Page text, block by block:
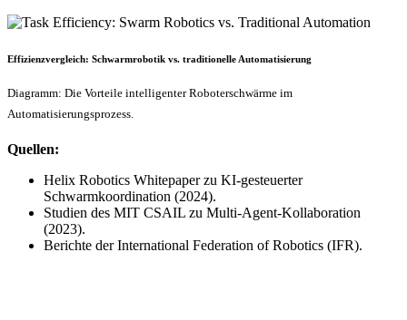
Effizienzvergleich: Schwarmrobotik vs. traditionelle Automatisierung
Diagramm: Die Vorteile intelligenter Roboterschwärme im
Automatisierungsprozess.
Quellen:
Helix Robotics Whitepaper zu KI-gesteuerter
Schwarmkoordination (2024).
Studien des MIT CSAIL zu Multi-Agent-Kollaboration
(2023).
Berichte der International Federation of Robotics (IFR).